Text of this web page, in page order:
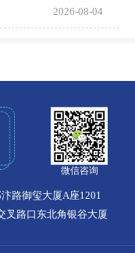
2026-08-04
微信咨询
路御玺大厦A座1201
叉路口东北角银谷大厦